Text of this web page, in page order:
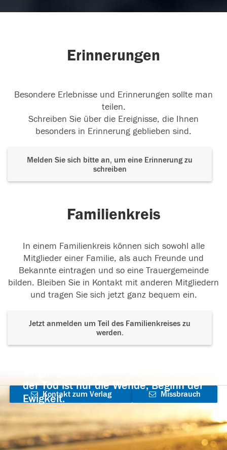
Erinnerungen
Besondere Erlebnisse und Erinnerungen sollte man
teilen.
Schreiben Sie über die Ereignisse, die Ihnen
besonders in Erinnerung geblieben sind.
Melden Sie sich bitte an, um eine Erinnerung zu
schreiben
Familienkreis
In einem Familienkreis können sich sowohl alle
Mitglieder einer Familie, als auch Freunde und
Bekannte eintragen und so eine Trauergemeinde
bilden. Bleiben Sie in Kontakt mit anderen Mitgliedern
und tragen Sie sich jetzt ganz bequem ein.
Jetzt anmelden um Teil des Familienkreises zu
werden.
der Tod ist nur die Wende, Beginn der
Ewigkeit.
Kontakt zum Verlag
aufnehmen
Missbrauch